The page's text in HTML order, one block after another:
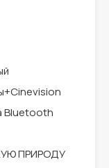
Bluetooth
ПРИРОДУ